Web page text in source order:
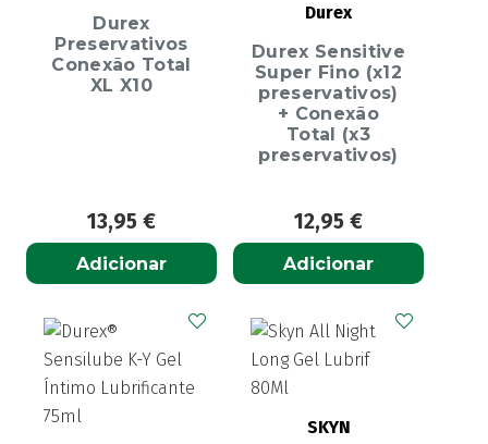
Durex
Preservativos
Conexão Total
XL X10
13,95 €
Adicionar
Durex
Durex Sensitive
Super Fino (x12
preservativos)
+ Conexão
Total (x3
preservativos)
12,95 €
Adicionar
SKYN